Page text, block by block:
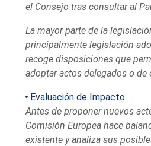
el Consejo tras consultar al
La mayor parte de la
principalmente legislación
recoge disposiciones que
adoptar actos delegados o de
Evaluación de Impacto.
Antes de proponer nuevos
Comisión Europea hace
existente y analiza sus